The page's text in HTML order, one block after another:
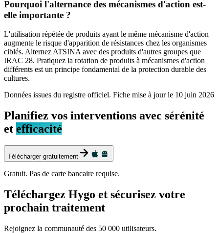
Pourquoi l'alternance des mécanismes d'action est-
elle importante ?
L'utilisation répétée de produits ayant le même mécanisme d'action
augmente le risque d'apparition de résistances chez les organismes
ciblés. Alternez ATSINA avec des produits d'autres groupes que
IRAC 28. Pratiquez la rotation de produits à mécanismes d'action
différents est un principe fondamental de la protection durable des
cultures.
Données issues du registre officiel. Fiche mise à jour le 10 juin 2026
Planifiez vos interventions avec sérénité
et efficacité
Télécharger gratuitement
Gratuit. Pas de carte bancaire requise.
Téléchargez Hygo et sécurisez votre
prochain traitement
Rejoignez la communauté des 50 000 utilisateurs.